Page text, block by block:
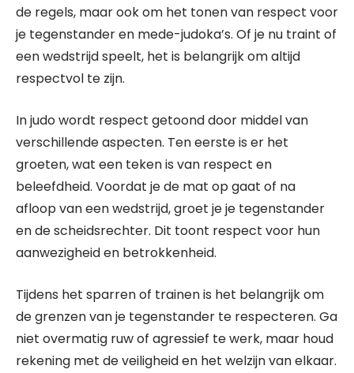
de regels, maar ook om het tonen van respect voor
je tegenstander en mede-judoka’s. Of je nu traint of
een wedstrijd speelt, het is belangrijk om altijd
respectvol te zijn.
In judo wordt respect getoond door middel van
verschillende aspecten. Ten eerste is er het
groeten, wat een teken is van respect en
beleefdheid. Voordat je de mat op gaat of na
afloop van een wedstrijd, groet je je tegenstander
en de scheidsrechter. Dit toont respect voor hun
aanwezigheid en betrokkenheid.
Tijdens het sparren of trainen is het belangrijk om
de grenzen van je tegenstander te respecteren. Ga
niet overmatig ruw of agressief te werk, maar houd
rekening met de veiligheid en het welzijn van elkaar.